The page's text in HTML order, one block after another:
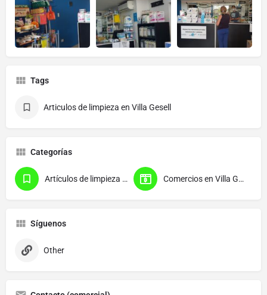
Tags
Articulos de limpieza en Villa Gesell
Categorías
Artículos de limpieza en Villa Gesell Comercios en Villa Gesell
Síguenos
Other